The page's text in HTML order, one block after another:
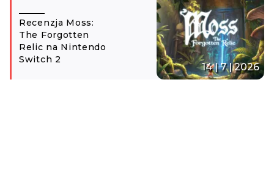
Recenzja Moss:
The Forgotten
Relic na Nintendo
Switch 2
14 | 7 | 2026